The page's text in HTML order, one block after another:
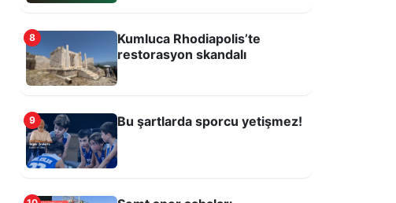
Bu şartlarda sporcu yetişmez!
8
Kumluca Rhodiapolis’te
restorasyon skandalı
9 Bu şartlarda sporcu yetişmez!